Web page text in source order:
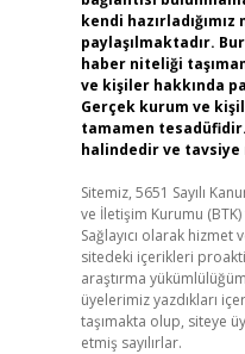
kendi
paylaşılmaktadır.
haber niteliği
ve kişiler hakkında
Gerçek kurum ve
tamamen
halindedir ve
Sitemiz, 5651 Sayılı
ve İletişim Kurumu
Sağlayıcı olarak
sitedeki içerikleri
araştırma
üyelerimiz yazdıkları
taşımakta olup, siteye
etmiş sayılırlar.